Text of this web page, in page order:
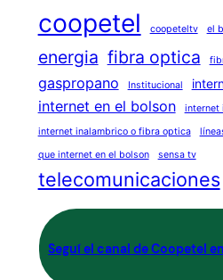
coopetel coopeteltv el
energia fibra optica
gaspropano Institucional
internet en el bolson
internet
internet inalambrico o fibra optica
que internet en el bolson
sensa tv
telecomunicaciones
Seguí el canal de Coopetel